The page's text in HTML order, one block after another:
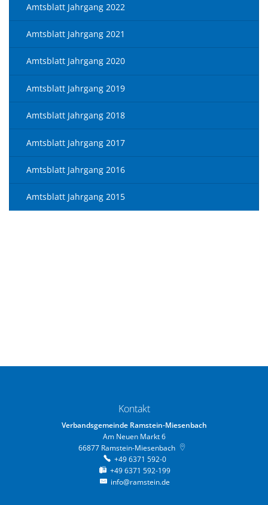
Amtsblatt Jahrgang 2022
Amtsblatt Jahrgang 2021
Amtsblatt Jahrgang 2020
Amtsblatt Jahrgang 2019
Amtsblatt Jahrgang 2018
Amtsblatt Jahrgang 2017
Amtsblatt Jahrgang 2016
Amtsblatt Jahrgang 2015
Kontakt
Verbandsgemeinde Ramstein-Miesenbach
Am Neuen Markt 6
66877 Ramstein-Miesenbach
+49 6371 592-0
+49 6371 592-199
info@ramstein.de